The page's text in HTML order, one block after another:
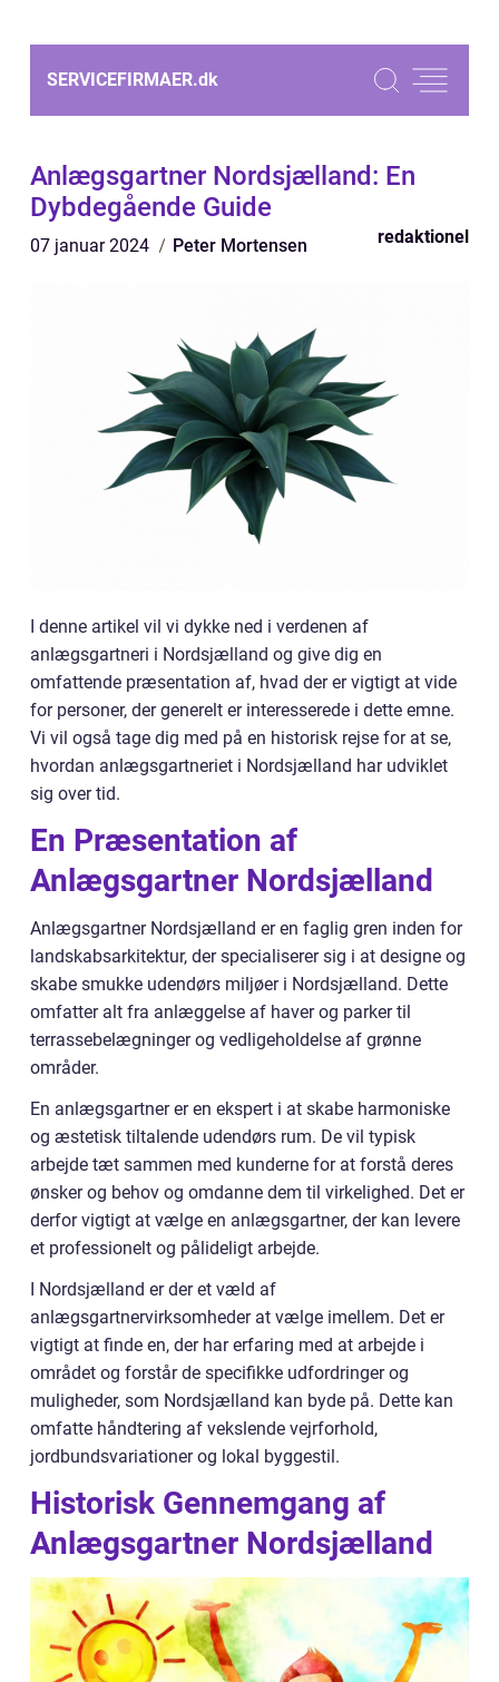
SERVICEFIRMAER.dk
Anlægsgartner Nordsjælland: En
Dybdegående Guide
07 januar 2024 Peter Mortensen redaktionel
I denne artikel vil vi dykke ned i verdenen af
anlægsgartneri i Nordsjælland og give dig en
omfattende præsentation af, hvad der er vigtigt at vide
for personer, der generelt er interesserede i dette emne.
Vi vil også tage dig med på en historisk rejse for at se,
hvordan anlægsgartneriet i Nordsjælland har udviklet
sig over tid.
En Præsentation af
Anlægsgartner Nordsjælland
Anlægsgartner Nordsjælland er en faglig gren inden for
landskabsarkitektur, der specialiserer sig i at designe og
skabe smukke udendørs miljøer i Nordsjælland. Dette
omfatter alt fra anlæggelse af haver og parker til
terrassebelægninger og vedligeholdelse af grønne
områder.
En anlægsgartner er en ekspert i at skabe harmoniske
og æstetisk tiltalende udendørs rum. De vil typisk
arbejde tæt sammen med kunderne for at forstå deres
ønsker og behov og omdanne dem til virkelighed. Det er
derfor vigtigt at vælge en anlægsgartner, der kan levere
et professionelt og pålideligt arbejde.
I Nordsjælland er der et væld af
anlægsgartnervirksomheder at vælge imellem. Det er
vigtigt at finde en, der har erfaring med at arbejde i
området og forstår de specifikke udfordringer og
muligheder, som Nordsjælland kan byde på. Dette kan
omfatte håndtering af vekslende vejrforhold,
jordbundsvariationer og lokal byggestil.
Historisk Gennemgang af
Anlægsgartner Nordsjælland